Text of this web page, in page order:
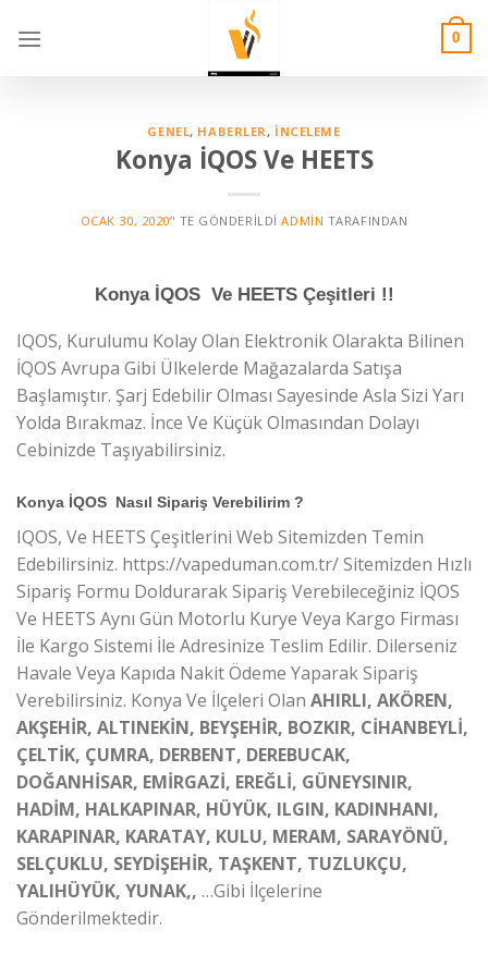
0
GENEL, HABERLER, İNCELEME
Konya İQOS Ve HEETS
OCAK 30, 2020’' TE GÖNDERILDI ADMIN TARAFINDAN
Konya İQOS Ve HEETS Çeşitleri !!
IQOS, Kurulumu Kolay Olan Elektronik Olarakta Bilinen
İQOS Avrupa Gibi Ülkelerde Mağazalarda Satışa
Başlamıştır. Şarj Edebilir Olması Sayesinde Asla Sizi Yarı
Yolda Bırakmaz. İnce Ve Küçük Olmasından Dolayı
Cebinizde Taşıyabilirsiniz.
Konya İQOS Nasıl Sipariş Verebilirim ?
IQOS, Ve HEETS Çeşitlerini Web Sitemizden Temin
Edebilirsiniz. https://vapeduman.com.tr/ Sitemizden Hızlı
Sipariş Formu Doldurarak Sipariş Verebileceğiniz İQOS
Ve HEETS Aynı Gün Motorlu Kurye Veya Kargo Firması
İle Kargo Sistemi İle Adresinize Teslim Edilir. Dilerseniz
Havale Veya Kapıda Nakit Ödeme Yaparak Sipariş
Verebilirsiniz. Konya Ve İlçeleri Olan AHIRLI, AKÖREN,
AKŞEHİR, ALTINEKİN, BEYŞEHİR, BOZKIR, CİHANBEYLİ,
ÇELTİK, ÇUMRA, DERBENT, DEREBUCAK,
DOĞANHİSAR, EMİRGAZİ, EREĞLİ, GÜNEYSINIR,
HADİM, HALKAPINAR, HÜYÜK, ILGIN, KADINHANI,
KARAPINAR, KARATAY, KULU, MERAM, SARAYÖNÜ,
SELÇUKLU, SEYDİŞEHİR, TAŞKENT, TUZLUKÇU,
YALIHÜYÜK, YUNAK,, …Gibi İlçelerine
Gönderilmektedir.